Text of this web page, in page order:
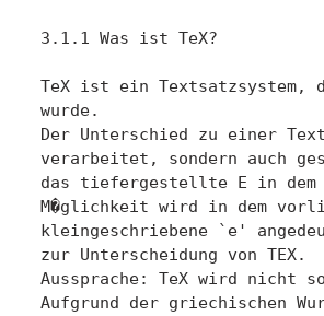
3.1.1 Was ist TeX?
TeX ist ein Textsatzsystem,
wurde.
Der Unterschied zu einer
verarbeitet, sondern auch
das tiefergestellte E in dem
M�glichkeit wird in dem
kleingeschriebene `e'
zur Unterscheidung von TEX.
Aussprache: TeX wird nicht
Aufgrund der griechischen